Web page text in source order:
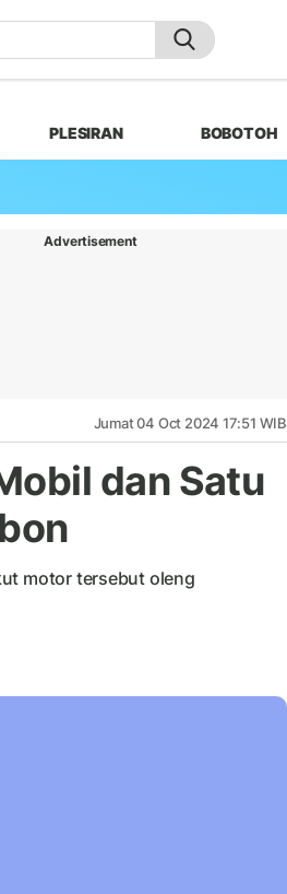
PLESIRAN BOBOTOH
Advertisement
Jumat 04 Oct 2024 17:51 WIB
dan Satu
motor tersebut oleng